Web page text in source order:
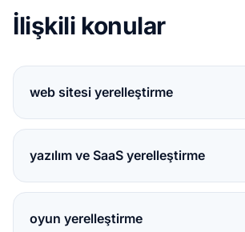
İlişkili konular
web sitesi yerelleştirme
yazılım ve SaaS yerelleştirme
oyun yerelleştirme